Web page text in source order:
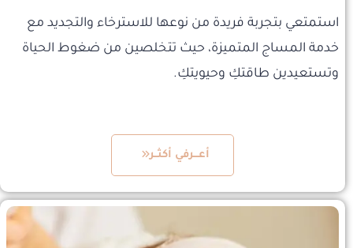
استمتعي بتجربة فريدة من نوعها للاسترخاء والتجديد مع
خدمة المساج المتميزة، حيث تتخلصين من ضغوط الحياة
وتستعيدين طاقتكِ وحيويتكِ.
أعـــرفي أكثــر